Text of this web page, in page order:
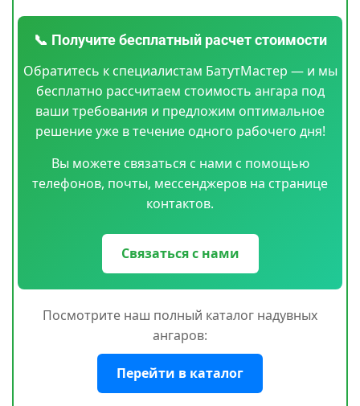
📞 Получите бесплатный расчет стоимости
Обратитесь к специалистам БатутМастер — и мы
бесплатно рассчитаем стоимость ангара под
ваши требования и предложим оптимальное
решение уже в течение одного рабочего дня!
Вы можете связаться с нами с помощью
телефонов, почты, мессенджеров на странице
контактов.
Связаться с нами
Посмотрите наш полный каталог надувных
ангаров:
Перейти в каталог